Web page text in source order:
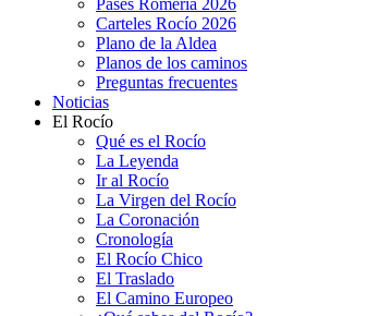
Pases Romería 2026
Carteles Rocío 2026
Plano de la Aldea
Planos de los caminos
Preguntas frecuentes
Noticias
El Rocío
Qué es el Rocío
La Leyenda
Ir al Rocío
La Virgen del Rocío
La Coronación
Cronología
El Rocío Chico
El Traslado
El Camino Europeo